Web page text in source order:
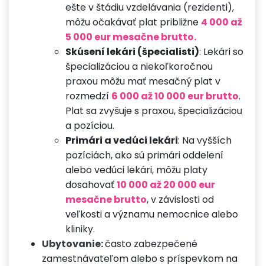
ešte v štádiu vzdelávania (rezidenti),
môžu očakávať plat približne 4 000 až
5 000 eur mesačne brutto.
Skúsení lekári (špecialisti): Lekári so
špecializáciou a niekoľkoročnou
praxou môžu mať mesačný plat v
rozmedzí 6 000 až 10 000 eur brutto.
Plat sa zvyšuje s praxou, špecializáciou
a pozíciou.
Primári a vedúci lekári: Na vyšších
pozíciách, ako sú primári oddelení
alebo vedúci lekári, môžu platy
dosahovať10 000 až 20 000 eur
mesačne brutto, v závislosti od
veľkosti a významu nemocnice alebo
kliniky.
Ubytovanie:často zabezpečené
zamestnávateľom alebo s príspevkom na